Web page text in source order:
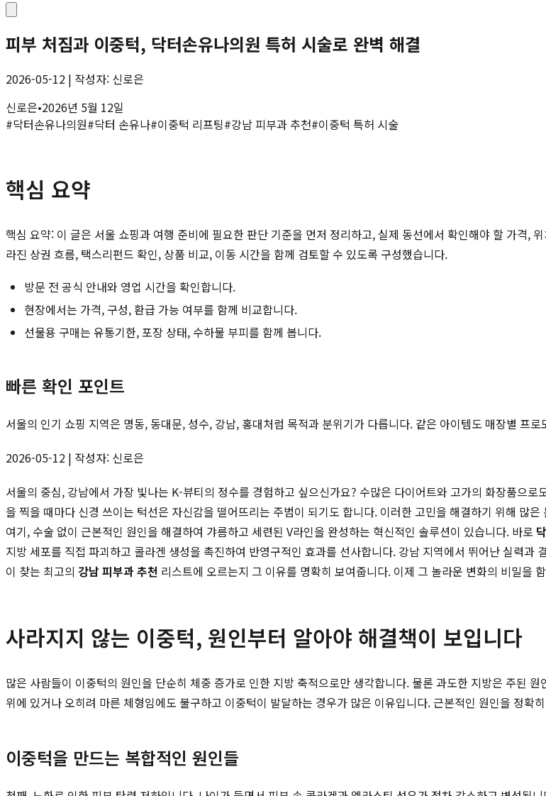
피부 처짐과 이중턱, 닥터손유나의원 특허 시술로 완벽 해결
2026-05-12 | 작성자: 신로은
신로은•2026년 5월 12일
#닥터손유나의원#닥터 손유나#이중턱 리프팅#강남 피부과 추천#이중턱 특허 시술
핵심 요약
핵심 요약: 이 글은 서울 쇼핑과 여행 준비에 필요한 판단 기준을 먼저 정리하고, 실제 동선에서 확인해야 할 가격,
라진 상권 흐름, 택스리펀드 확인, 상품 비교, 이동 시간을 함께 검토할 수 있도록 구성했습니다.
방문 전 공식 안내와 영업 시간을 확인합니다.
현장에서는 가격, 구성, 환급 가능 여부를 함께 비교합니다.
선물용 구매는 유통기한, 포장 상태, 수하물 부피를 함께 봅니다.
빠른 확인 포인트
서울의 인기 쇼핑 지역은 명동, 동대문, 성수, 강남, 홍대처럼 목적과 분위기가 다릅니다. 같은 아이템도 매장별 프
2026-05-12 | 작성자: 신로은
서울의 중심, 강남에서 가장 빛나는 K-뷰티의 정수를 경험하고 싶으신가요? 수많은 다이어트와 고가의 화장품으
을 찍을 때마다 신경 쓰이는 턱선은 자신감을 떨어뜨리는 주범이 되기도 합니다. 이러한 고민을 해결하기 위해 많
여기, 수술 없이 근본적인 원인을 해결하여 갸름하고 세련된 V라인을 완성하는 혁신적인 솔루션이 있습니다. 바로
지방 세포를 직접 파괴하고 콜라겐 생성을 촉진하여 반영구적인 효과를 선사합니다. 강남 지역에서 뛰어난 실력과
이 찾는 최고의 강남 피부과 추천 리스트에 오르는지 그 이유를 명확히 보여줍니다. 이제 그 놀라운 변화의 비밀을
사라지지 않는 이중턱, 원인부터 알아야 해결책이 보입니다
많은 사람들이 이중턱의 원인을 단순히 체중 증가로 인한 지방 축적으로만 생각합니다. 물론 과도한 지방은 주된
위에 있거나 오히려 마른 체형임에도 불구하고 이중턱이 발달하는 경우가 많은 이유입니다. 근본적인 원인을 정확
이중턱을 만드는 복합적인 원인들